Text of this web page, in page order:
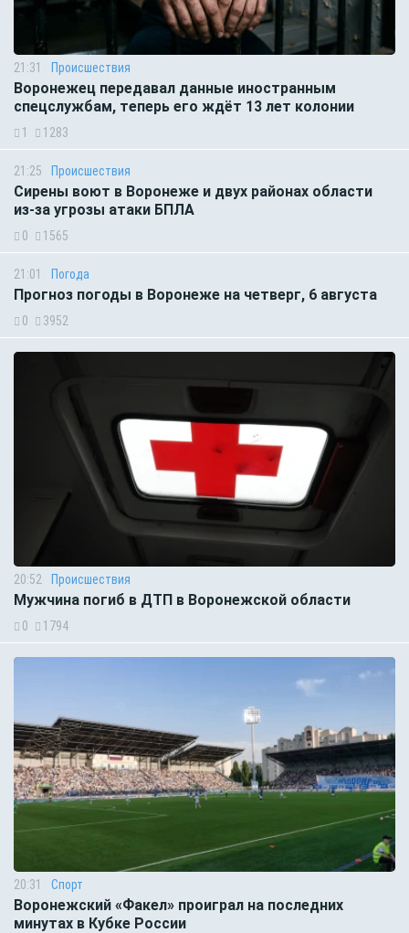
21:31 Происшествия
Воронежец передавал данные иностранным
спецслужбам, теперь его ждёт 13 лет колонии
1 1283
21:25 Происшествия
Сирены воют в Воронеже и двух районах области
из-за угрозы атаки БПЛА
0 1565
21:01 Погода
Прогноз погоды в Воронеже на четверг, 6 августа
0 3952
20:52 Происшествия
Мужчина погиб в ДТП в Воронежской области
0 1794
20:31 Спорт
Воронежский «Факел» проиграл на последних
минутах в Кубке России